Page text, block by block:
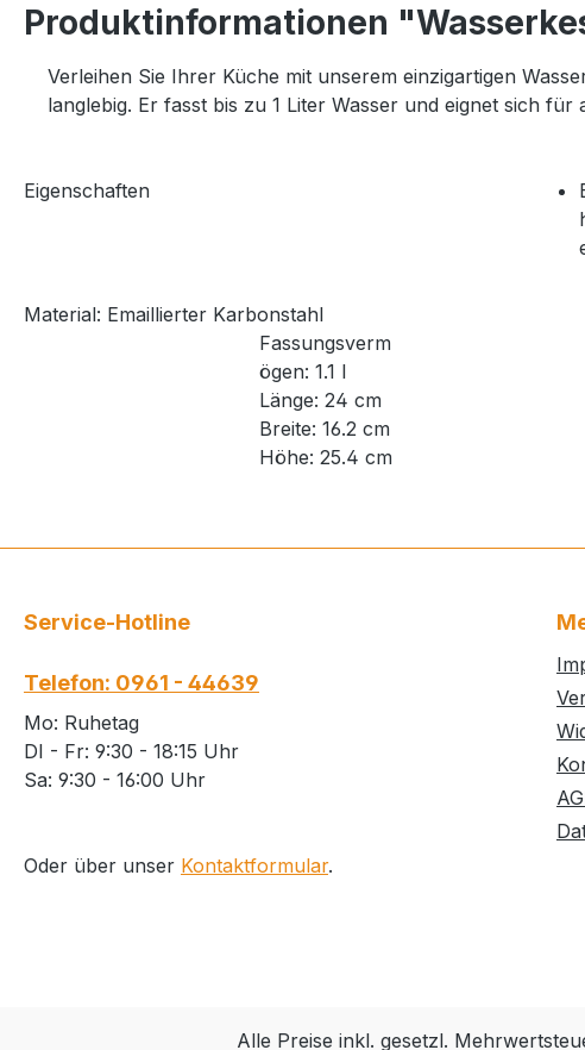
Produktinformationen
Verleihen Sie Ihrer Küche mit unserem einzigartigen
langlebig. Er fasst bis zu 1 Liter Wasser und eignet sich
Eigenschaften
Material: Emaillierter Karbonstahl
Fassungsverm
ögen: 1.1 l
Länge: 24 cm
Breite: 16.2 cm
Höhe: 25.4 cm
Service-Hotline
Telefon: 0961 - 44639
Mo: Ruhetag
DI - Fr: 9:30 - 18:15 Uhr
Sa: 9:30 - 16:00 Uhr
Oder über unser Kontaktformular.
Alle Preise inkl. gesetzl.